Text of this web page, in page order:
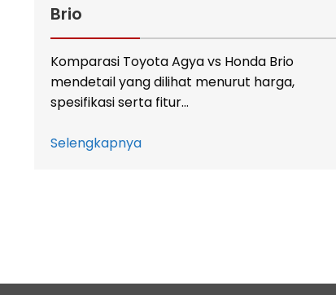
Brio
Komparasi Toyota Agya vs Honda Brio
mendetail yang dilihat menurut harga,
spesifikasi serta fitur…
Selengkapnya